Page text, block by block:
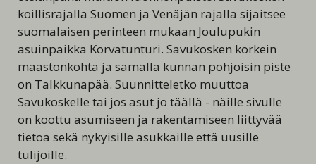
koillisrajalla Suomen ja Venäjän rajalla sijaitsee
suomalaisen perinteen mukaan Joulupukin
asuinpaikka Korvatunturi. Savukosken korkein
maastonkohta ja samalla kunnan pohjoisin piste
on Talkkunapää. Suunnitteletko muuttoa
Savukoskelle tai jos asut jo täällä - näille sivulle
on koottu asumiseen ja rakentamiseen liittyvää
tietoa sekä nykyisille asukkaille että uusille
tulijoille.